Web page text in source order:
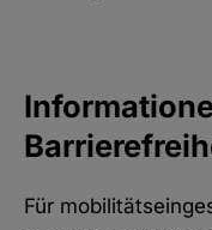
Für